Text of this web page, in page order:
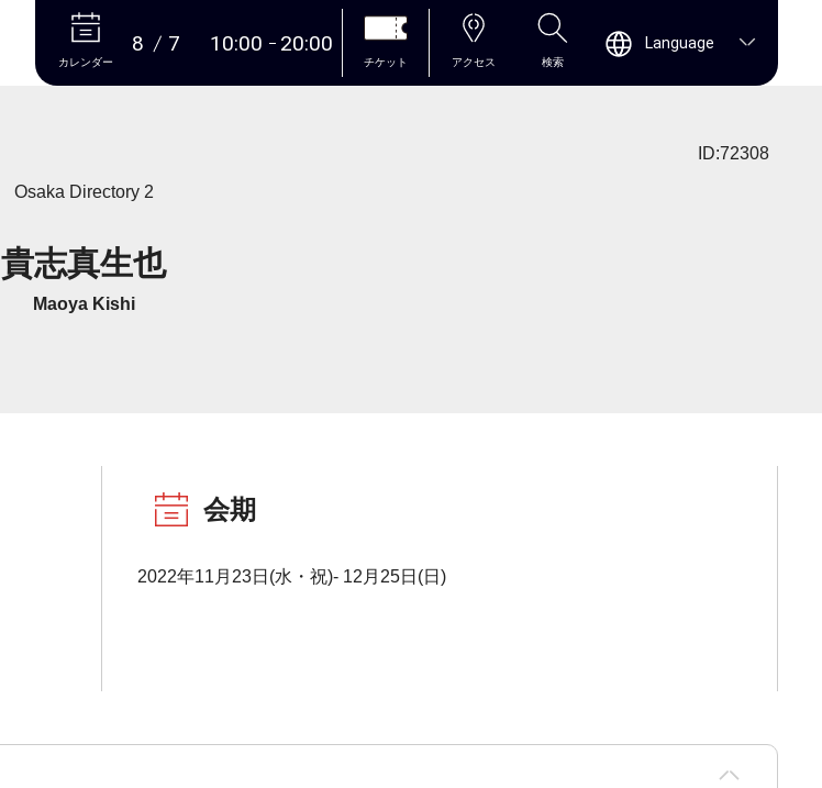
本文へ
カレンダー
8 7 10:00 20:00
チケット アクセス 検索
Language
ID:72308
Osaka Directory 2
貴志真生也
Maoya Kishi
会期
2022年11月23日(水・祝)- 12月25日(日)